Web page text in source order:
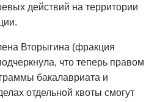
действий на территории
Вторыгина (фракция
что теперь правом
бакалавриата и
отдельной квоты смогут